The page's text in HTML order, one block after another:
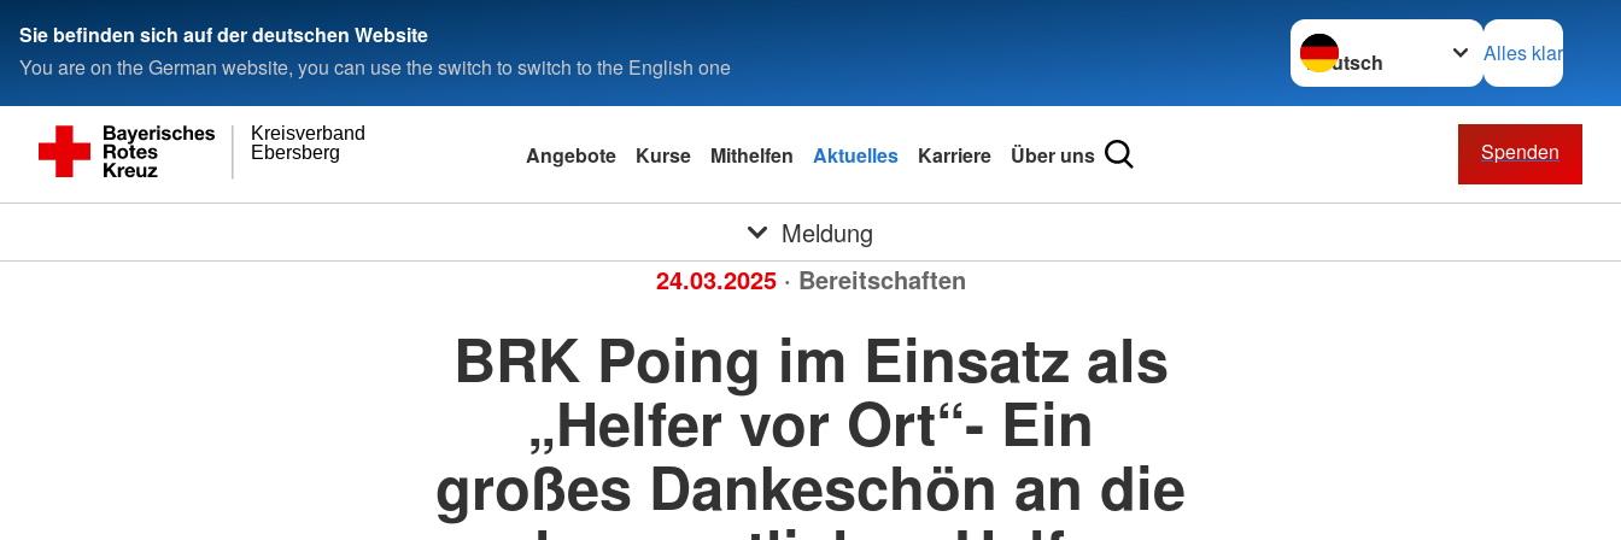
Sie befinden sich auf der deutschen Website
You are on the German website, you can use the switch to switch to the English one
Sprache wechseln zu
Alles klar
Ebersberg
Kreisverband
Angebote Kurse Mithelfen Aktuelles Karriere Über uns Spenden
Meldung
24.03.2025 · Bereitschaften
BRK Poing im Einsatz als
„Helfer vor Ort“- Ein
großes Dankeschön an die